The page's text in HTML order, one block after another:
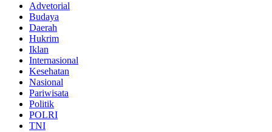
Advetorial
Budaya
Daerah
Hukrim
Iklan
Internasional
Kesehatan
Nasional
Pariwisata
Politik
POLRI
TNI